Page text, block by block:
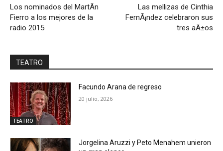
Los nominados del MartÃ­n
Fierro a los mejores de la
radio 2015
Las mellizas de Cinthia
FernÃ¡ndez celebraron sus
tres aÃ±os
TEATRO
TEATRO
Facundo Arana de regreso
20 julio, 2026
Jorgelina Aruzzi y Peto Menahem unieron